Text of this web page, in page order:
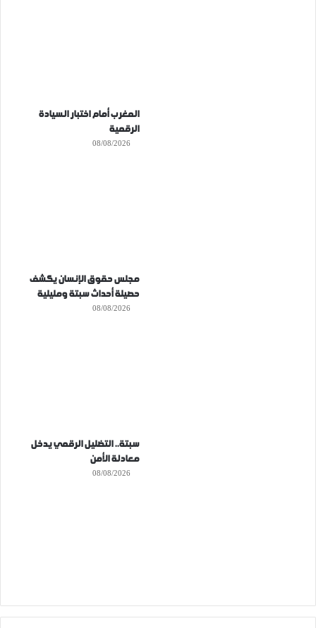
المغرب أمام اختبار السيادة
الرقمية
08/08/2026
مجلس حقوق الإنسان يكشف
حصيلة أحداث سبتة ومليلية
08/08/2026
سبتة.. التضليل الرقمي يدخل
معادلة الأمن
08/08/2026